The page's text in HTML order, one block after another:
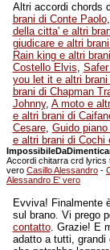
Altri accordi chords
brani di Conte Paolo,
della citta' e altri
giudicare e altri
Rain king e altri
Costello Elvis,
you let it e altri
brani di Chapman
Johnny, A moto e
e altri brani di
Cesare, Guido
e altri brani di Cochi
Accordi chitarra crd lyrics
vero Casillo Alessandro -
Alessandro E' vero
Evviva! Finalmente
sul brano. Vi prego
contatto. Grazie! E
adatto a tutti,